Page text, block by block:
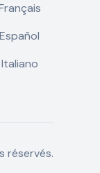
Español
Italiano
réservés.